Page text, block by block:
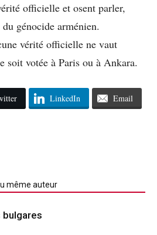
officielle et osent parler,
génocide arménien.
vérité officielle ne vaut
soit votée à Paris ou à Ankara.
LinkedIn Email
même auteur
bulgares